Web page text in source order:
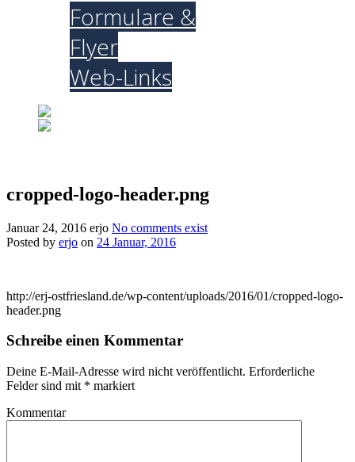
Formulare &
Flyer
Web-Links
cropped-logo-header.png
Januar 24, 2016 erjo No comments exist
Posted by erjo on 24 Januar, 2016
http://erj-ostfriesland.de/wp-content/uploads/2016/01/cropped-logo-
header.png
Schreibe einen Kommentar
Deine E-Mail-Adresse wird nicht veröffentlicht. Erforderliche
Felder sind mit * markiert
Kommentar